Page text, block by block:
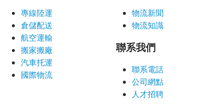
專線陸運
倉儲配送
航空運輸
搬家搬廠
汽車托運
國際物流
物流新聞
物流知識
聯系我們
聯系電話
公司網點
人才招聘